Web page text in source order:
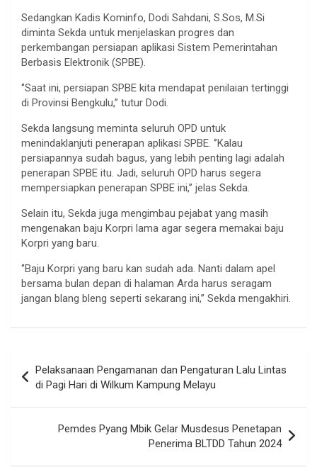
Sedangkan Kadis Kominfo, Dodi Sahdani, S.Sos, M.Si
diminta Sekda untuk menjelaskan progres dan
perkembangan persiapan aplikasi Sistem Pemerintahan
Berbasis Elektronik (SPBE).
‘’Saat ini, persiapan SPBE kita mendapat penilaian tertinggi
di Provinsi Bengkulu,’’ tutur Dodi.
Sekda langsung meminta seluruh OPD untuk
menindaklanjuti penerapan aplikasi SPBE. ‘’Kalau
persiapannya sudah bagus, yang lebih penting lagi adalah
penerapan SPBE itu. Jadi, seluruh OPD harus segera
mempersiapkan penerapan SPBE ini,’’ jelas Sekda.
Selain itu, Sekda juga mengimbau pejabat yang masih
mengenakan baju Korpri lama agar segera memakai baju
Korpri yang baru.
‘’Baju Korpri yang baru kan sudah ada. Nanti dalam apel
bersama bulan depan di halaman Arda harus seragam
jangan blang bleng seperti sekarang ini,’’ Sekda mengakhiri.
pos
Pelaksanaan Pengamanan dan Pengaturan Lalu Lintas
di Pagi Hari di Wilkum Kampung Melayu
Pemdes Pyang Mbik Gelar Musdesus Penetapan
Penerima BLTDD Tahun 2024